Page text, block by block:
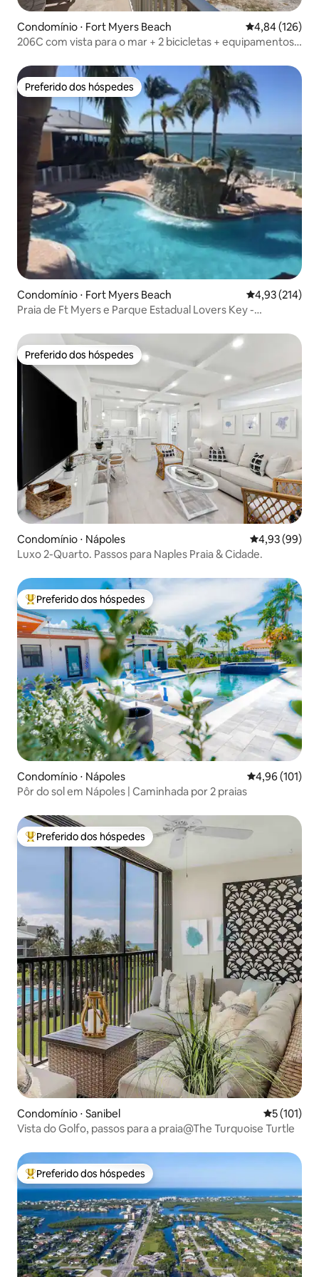
Condomínio ⋅ Fort Myers Beach 4,84 de uma
4,84 (126)
206C com vista para o mar + 2 bicicletas + equipamentos
Preferido dos hóspedes
Preferido dos hóspedes
Condomínio ⋅ Fort Myers Beach 4,93 de uma
4,93 (214)
Praia de Ft Myers e Parque Estadual Lovers Key -
Preferido dos hóspedes
Preferido dos hóspedes
Condomínio ⋅ Nápoles 4,93 de uma
4,93 (99)
Luxo 2-Quarto. Passos para Naples Praia & Cidade.
Entre os melhores preferidos dos hóspedes
Preferido dos hóspedes
Condomínio ⋅ Nápoles 4,96 de uma
4,96 (101)
Pôr do sol em Nápoles | Caminhada por 2 praias
Entre os melhores preferidos dos hóspedes
Preferido dos hóspedes
Condomínio ⋅ Sanibel 5 de uma
5 (101)
Vista do Golfo, passos para a praia@The Turquoise Turtle
Entre os melhores preferidos dos hóspedes
Preferido dos hóspedes